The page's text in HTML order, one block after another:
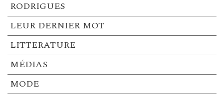
RODRIGUES
LEUR DERNIER MOT
LITTERATURE
MÉDIAS
MODE